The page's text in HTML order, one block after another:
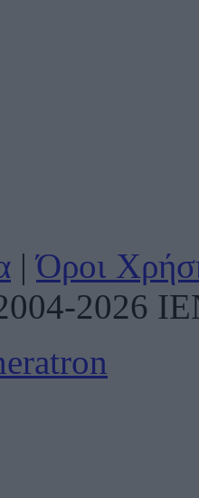
|Όροι
2026